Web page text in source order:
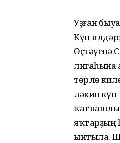
Уҙған
Күп
Өҫтәүенә
лигаһына
төрлө
ләкин
яҡтарҙың
ынтыла.